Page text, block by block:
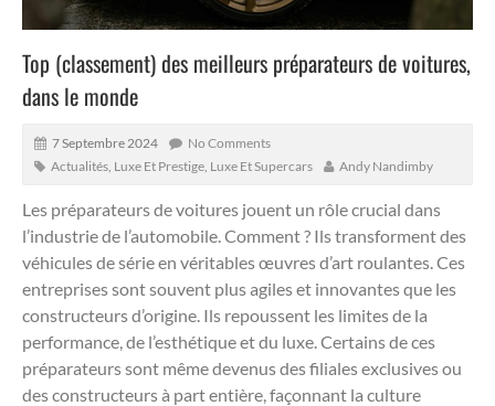
Top (classement) des meilleurs préparateurs de voitures,
dans le monde
7 Septembre 2024
No Comments
Actualités Luxe Et Prestige Luxe Et Supercars Andy Nandimby
Les préparateurs de voitures jouent un rôle crucial dans
l’industrie de l’automobile.Comment ? Ils transforment des
véhicules de série en véritables œuvres d’art roulantes. Ces
entreprises sont souvent plus agiles et innovantes que les
constructeurs d’origine. Ils repoussent les limites de la
performance, de l’esthétique et du luxe. Certains de ces
préparateurs sont même devenus des filiales exclusives ou
des constructeurs à part entière, façonnant la culture